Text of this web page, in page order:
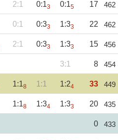
2:1 0:13 0:15 17 462
0:1 0:33 1:33 22 462
2:1 0:33 1:33 15 456
3:1 8 454
1:18 1:1 1:24 33 449
1:18 1:34 1:33 20 435
0 433